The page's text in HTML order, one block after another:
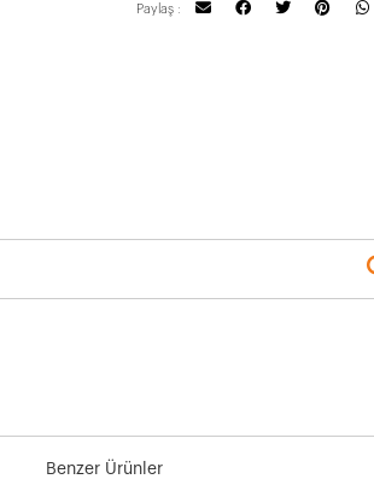
Paylaş :
Benzer Ürünler